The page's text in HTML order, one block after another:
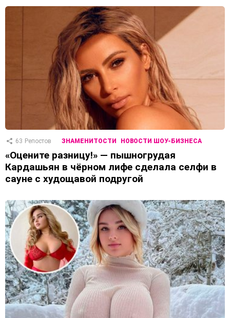
63 Репостов ЗНАМЕНИТОСТИ НОВОСТИ ШОУ-БИЗНЕСА
«Оцените разницу!» — пышногрудая
Кардашьян в чёрном лифе сделала селфи в
сауне с худощавой подругой